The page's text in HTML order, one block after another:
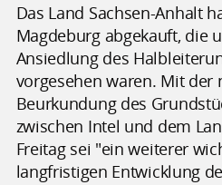
Das Land Sachsen-Anhalt
Magdeburg abgekauft, die
Ansiedlung des
vorgesehen waren. Mit der
Beurkundung des
zwischen Intel und dem
Freitag sei "ein weiterer
langfristigen Entwicklung